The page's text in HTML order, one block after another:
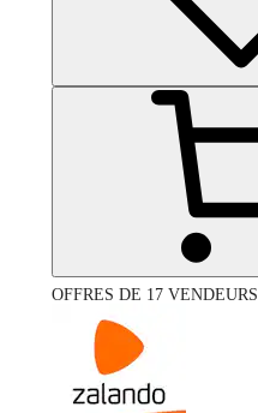
OFFRES DE 17 VENDEURS